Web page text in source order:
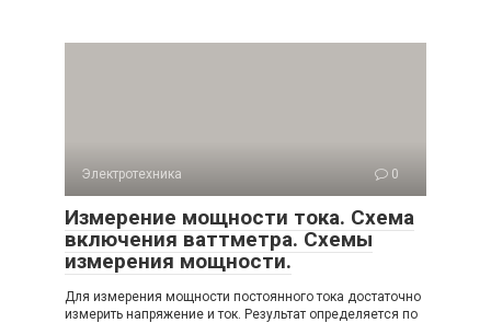
Электротехника 0
Измерение мощности тока. Схема
включения ваттметра. Схемы
измерения мощности.
Для измерения мощности постоянного тока достаточно
измерить напряжение и ток. Результат определяется по